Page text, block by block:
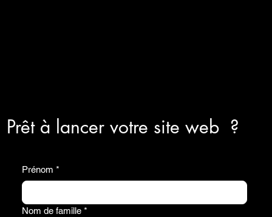
Prêt à lancer votre site web ?
Prénom *
Nom de famille *